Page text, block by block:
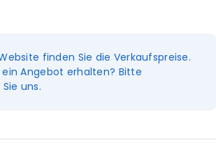
finden Sie die Verkaufspreise.
Angebot erhalten? Bitte
uns.